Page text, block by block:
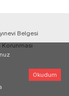
Belgesi
Okudum